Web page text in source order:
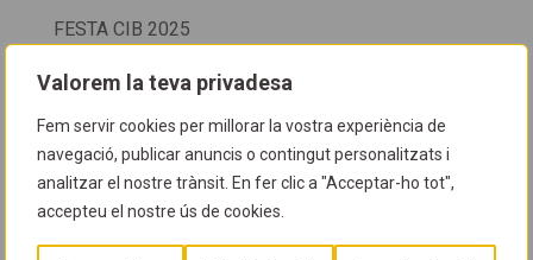
Valorem la teva privadesa
Fem servir cookies per millorar la vostra experiència de
navegació, publicar anuncis o contingut personalitzats i
analitzar el nostre trànsit. En fer clic a "Acceptar-ho tot",
accepteu el nostre ús de cookies.
FESTA CIB 2025
Fondària
Fotos
Fotos col.lectives